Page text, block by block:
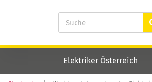
Elektriker Österreich